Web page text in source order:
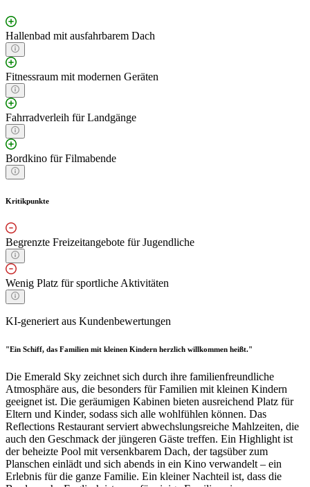
Hallenbad mit ausfahrbarem Dach
Fitnessraum mit modernen Geräten
Fahrradverleih für Landgänge
Bordkino für Filmabende
Kritikpunkte
Begrenzte Freizeitangebote für Jugendliche
Wenig Platz für sportliche Aktivitäten
KI-generiert aus Kundenbewertungen
"Ein Schiff, das Familien mit kleinen Kindern herzlich willkommen heißt."
Die Emerald Sky zeichnet sich durch ihre familienfreundliche
Atmosphäre aus, die besonders für Familien mit kleinen Kindern
geeignet ist. Die geräumigen Kabinen bieten ausreichend Platz für
Eltern und Kinder, sodass sich alle wohlfühlen können. Das
Reflections Restaurant serviert abwechslungsreiche Mahlzeiten, die
auch den Geschmack der jüngeren Gäste treffen. Ein Highlight ist
der beheizte Pool mit versenkbarem Dach, der tagsüber zum
Planschen einlädt und sich abends in ein Kino verwandelt – ein
Erlebnis für die ganze Familie. Ein kleiner Nachteil ist, dass die